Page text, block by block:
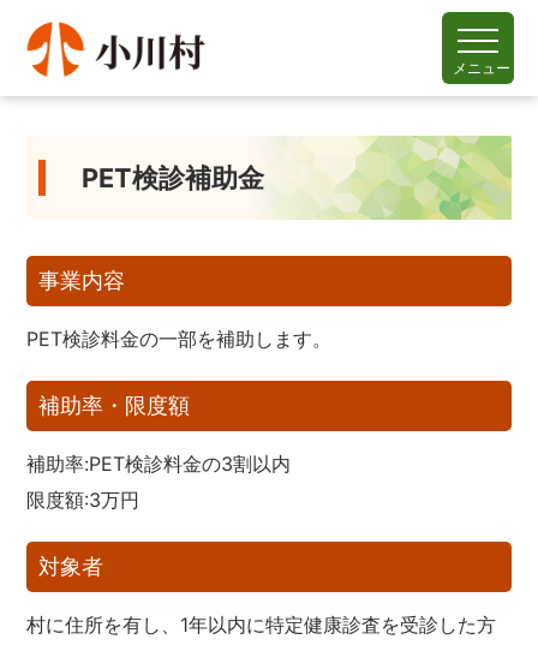
メニュー
PET検診補助金
事業内容
PET検診料金の一部を補助します。
補助率・限度額
補助率:PET検診料金の3割以内
限度額:3万円
対象者
村に住所を有し、1年以内に特定健康診査を受診した方